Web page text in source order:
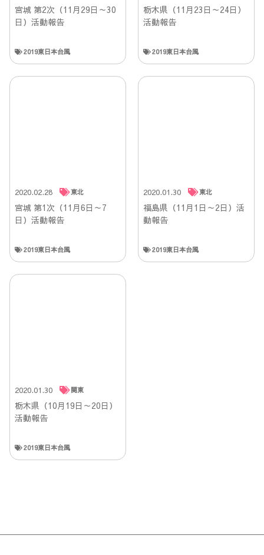
宮城 第2次（11月29日～30
日）活動報告
2019東日本台風
栃木県（11月23日～24日）
活動報告
2019東日本台風
2020.02.28 東北
宮城 第1次（11月6日～7
日）活動報告
2019東日本台風
2020.01.30 東北
福島県（11月1日～2日）活
動報告
2019東日本台風
2020.01.30 関東
栃木県（10月19日～20日）
活動報告
2019東日本台風